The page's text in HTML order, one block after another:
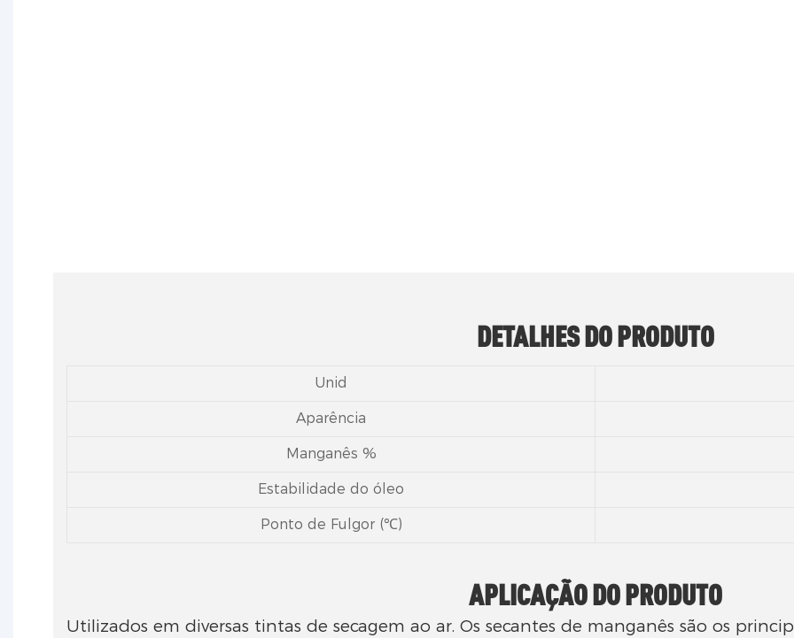
DETALHES DO PRODUTO
Unid
Aparência
Manganês %
Estabilidade do óleo
Ponto de Fulgor (℃)
APLICAÇÃO DO PRODUTO
Utilizados em diversas tintas de secagem ao ar. Os secantes de manganês são os